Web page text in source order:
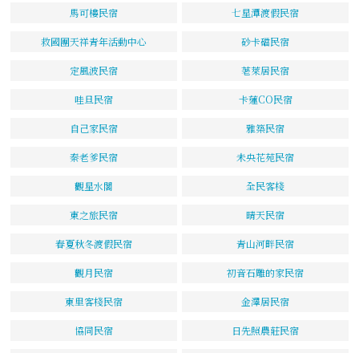
馬可樓民宿 七星潭渡假民宿
救國團天祥青年活動中心 砂卡礑民宿
定風波民宿 荖萊居民宿
哇旦民宿 卡蓮CO民宿
自己家民宿 雅築民宿
秦老爹民宿 未央花苑民宿
觀星水閣 全民客棧
東之旅民宿 晴天民宿
春夏秋冬渡假民宿 青山河畔民宿
觀月民宿 初音石雕的家民宿
東里客棧民宿 金澤居民宿
協同民宿 日先照農莊民宿